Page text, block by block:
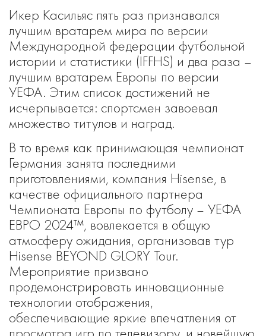
Икер Касильяс пять раз признавался
лучшим вратарем мира по версии
Международной федерации футбольной
истории и статистики (IFFHS) и два раза –
лучшим вратарем Европы по версии
УЕФА. Этим список достижений не
исчерпывается: спортсмен завоевал
множество титулов и наград.
В то время как принимающая чемпионат
Германия занята последними
приготовлениями, компания Hisense, в
качестве официального партнера
Чемпионата Европы по футболу – УЕФА
ЕВРО 2024™, вовлекается в общую
атмосферу ожидания, организовав тур
Hisense BEYOND GLORY Tour.
Мероприятие призвано
продемонстрировать инновационные
технологии отображения,
обеспечивающие яркие впечатления от